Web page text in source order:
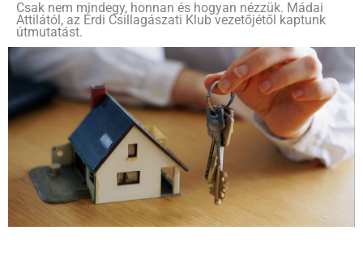
Csak nem mindegy, honnan és hogyan nézzük. Mádai
Attilától, az Érdi Csillagászati Klub vezetőjétől kaptunk
útmutatást.